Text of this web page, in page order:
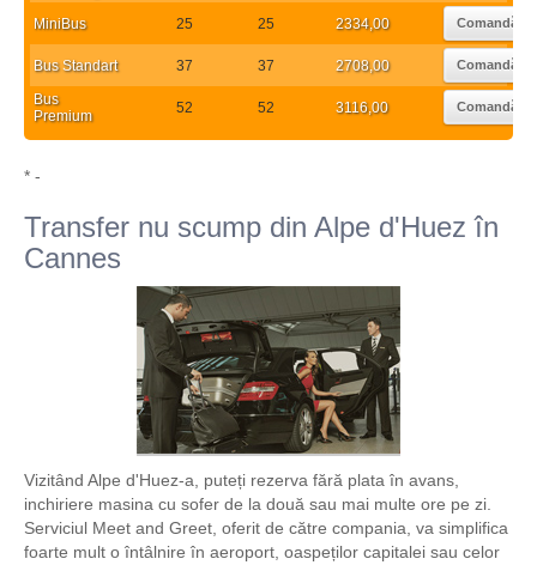
MiniBus 25 25 2334,00 Comandă
Bus Standart 37 37 2708,00 Comandă
Bus
Premium
52 52 3116,00 Comandă
* -
Transfer nu scump din Alpe d'Huez în
Cannes
Vizitând Alpe d'Huez-a, puteți rezerva fără plata în avans,
inchiriere masina cu sofer de la două sau mai multe ore pe zi.
Serviciul Meet and Greet, oferit de către compania, va simplifica
foarte mult o întâlnire în aeroport, oaspeților capitalei sau celor